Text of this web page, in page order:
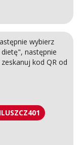
wybierz
następnie
kod QR od